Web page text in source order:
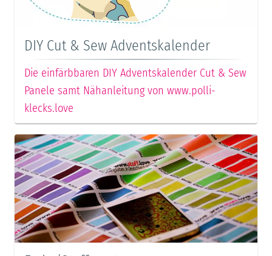
DIY Cut & Sew Adventskalender
Die einfärbbaren DIY Adventskalender Cut & Sew
Panele samt Nähanleitung von www.polli-
klecks.love